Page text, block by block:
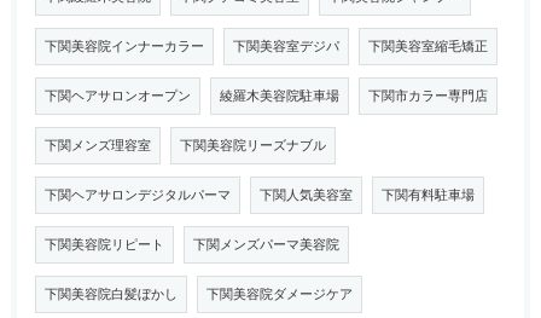
下関美容院インナーカラー 下関美容室デジパ 下関美容室縮毛矯正
下関ヘアサロンオープン 綾羅木美容院駐車場 下関市カラー専門店
下関メンズ理容室 下関美容院リーズナブル
下関ヘアサロンデジタルパーマ 下関人気美容室 下関有料駐車場
下関美容院リピート 下関メンズパーマ美容院
下関美容院白髪ぼかし 下関美容院ダメージケア